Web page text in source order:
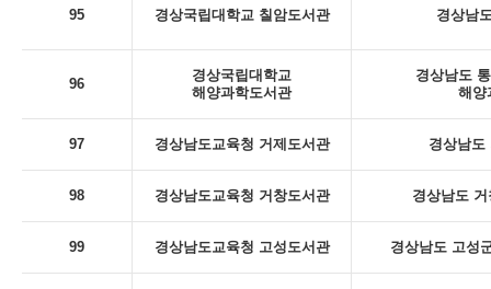
95 경상국립대학교 칠암도서관 경상남
96
경상국립대학교
해양과학도서관
경상남도
해양
97 경상남도교육청 거제도서관 경상남도
98 경상남도교육청 거창도서관 경상남도
99 경상남도교육청 고성도서관 경상남도 고성